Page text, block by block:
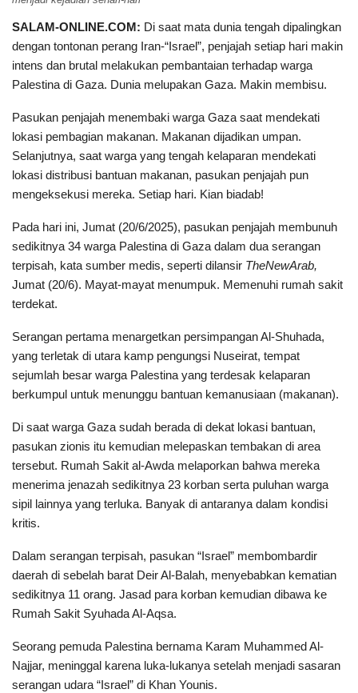
SALAM-ONLINE.COM: Di saat mata dunia tengah dipalingkan
dengan tontonan perang Iran-“Israel”, penjajah setiap hari makin
intens dan brutal melakukan pembantaian terhadap warga
Palestina di Gaza. Dunia melupakan Gaza. Makin membisu.
Pasukan penjajah menembaki warga Gaza saat mendekati
lokasi pembagian makanan. Makanan dijadikan umpan.
Selanjutnya, saat warga yang tengah kelaparan mendekati
lokasi distribusi bantuan makanan, pasukan penjajah pun
mengeksekusi mereka. Setiap hari. Kian biadab!
Pada hari ini, Jumat (20/6/2025), pasukan penjajah membunuh
sedikitnya 34 warga Palestina di Gaza dalam dua serangan
terpisah, kata sumber medis, seperti dilansir TheNewArab,
Jumat (20/6). Mayat-mayat menumpuk. Memenuhi rumah sakit
terdekat.
Serangan pertama menargetkan persimpangan Al-Shuhada,
yang terletak di utara kamp pengungsi Nuseirat, tempat
sejumlah besar warga Palestina yang terdesak kelaparan
berkumpul untuk menunggu bantuan kemanusiaan (makanan).
Di saat warga Gaza sudah berada di dekat lokasi bantuan,
pasukan zionis itu kemudian melepaskan tembakan di area
tersebut. Rumah Sakit al-Awda melaporkan bahwa mereka
menerima jenazah sedikitnya 23 korban serta puluhan warga
sipil lainnya yang terluka. Banyak di antaranya dalam kondisi
kritis.
Dalam serangan terpisah, pasukan “Israel” membombardir
daerah di sebelah barat Deir Al-Balah, menyebabkan kematian
sedikitnya 11 orang. Jasad para korban kemudian dibawa ke
Rumah Sakit Syuhada Al-Aqsa.
Seorang pemuda Palestina bernama Karam Muhammed Al-
Najjar, meninggal karena luka-lukanya setelah menjadi sasaran
serangan udara “Israel” di Khan Younis.